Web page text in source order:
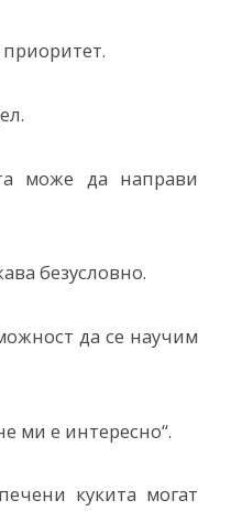
може да направи
безусловно.
да се научим
ми е интересно“.
кукита могат